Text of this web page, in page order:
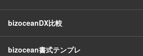
bizoceanDX比較
bizocean書式テンプレ